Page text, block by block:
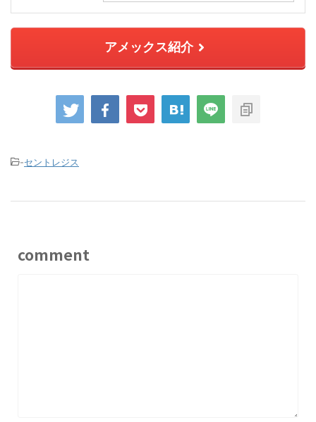
アメックス紹介
-セントレジス
comment